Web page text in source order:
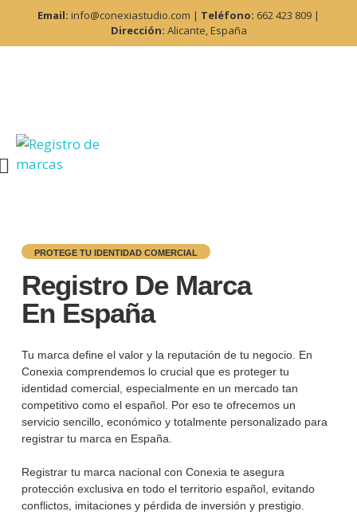
Email: info@conexiastudio.com | Teléfono: 662 423 809 |
Dirección: Alicante, España
PROTEGE TU IDENTIDAD COMERCIAL
Registro De Marca
En España
Tu marca define el valor y la reputación de tu negocio. En
Conexia comprendemos lo crucial que es proteger tu
identidad comercial, especialmente en un mercado tan
competitivo como el español. Por eso te ofrecemos un
servicio sencillo, económico y totalmente personalizado para
registrar tu marca en España.
Registrar tu marca nacional con Conexia te asegura
protección exclusiva en todo el territorio español, evitando
conflictos, imitaciones y pérdida de inversión y prestigio.